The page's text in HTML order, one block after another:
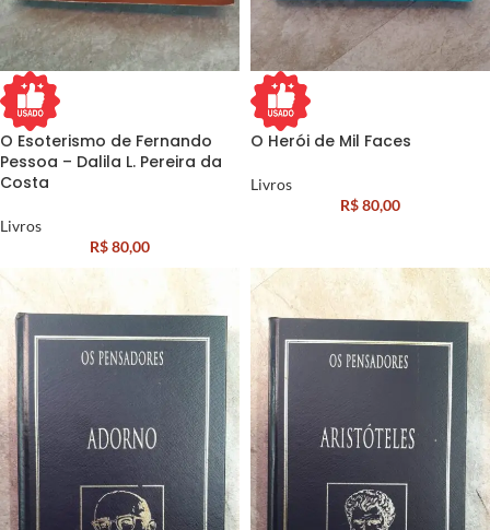
O Esoterismo de Fernando
Pessoa – Dalila L. Pereira da
Costa
Livros
R$80,00
O Herói de Mil Faces
Livros
R$80,00